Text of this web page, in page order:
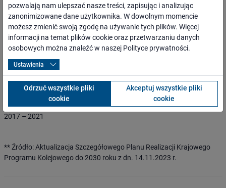
96 044 618,46 PLN
WARTOŚĆ DOFINANSOWANIA Z BUDŻETU
PAŃSTWA **
18 958 236,72 PLN
CZAS REALIZACJI PROJEKTU **
2017 – 2021
** Źródło: Aktualizacja Szczegółowego Planu Realizacji Krajowego
Programu Kolejowego do 2030 roku z dn. 14.11.2023 r.
pozwalają nam ulepszać nasze treści, zapisując i analizując
zanonimizowane dane użytkownika. W dowolnym momencie
możesz zmienić swoją zgodę na używanie tych plików. Więcej
informacji na temat plików cookie oraz przetwarzaniu danych
osobowych można znaleźć w naszej Polityce prywatności.
Ustawienia
Odrzuć wszystkie pliki
cookie
Akceptuj wszystkie pliki
cookie